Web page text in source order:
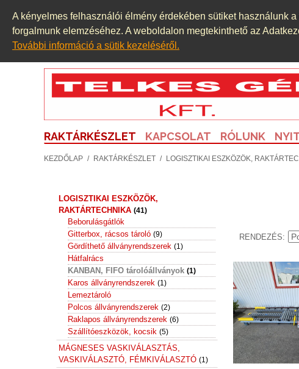
A kényelmes felhasználói élmény érdekében sütiket használunk
forgalmunk elemzéséhez. A weboldalon megtekinthető az
További információ a sütik kezeléséről.
RAKTÁRKÉSZLET KAPCSOLAT RÓLUNK
KEZDŐLAP / RAKTÁRKÉSZLET / LOGISZTIKAI ESZKÖZÖK,
KÁBEL BLANKOLÓ GÉP (1)
KAPCSOLÓSZEKRÉNY (1)
KÉT KOMPONENSŰ ADAGOLÓ ÉS
KEVERŐ RENDSZER
KEVERŐ, MIXER (8)
KIEGYENSÚLYOZÓGÉP (2)
LÉGKEZELŐ (6)
LÉGTECHNIKA, SZŰRŐK,
LOGISZTIKAI ESZKÖZÖK,
RAKTÁRTECHNIKA (41)
Beborulásgátlók
Gitterbox, rácsos tároló (9)
Gördíthető állványrendszerek (1)
Hátfalrács
KANBAN, FIFO tárolóállványok (1)
Karos állványrendszerek (1)
Lemeztároló
Polcos állványrendszerek (2)
Raklapos állványrendszerek (6)
Szállítóeszközök, kocsik (5)
MÁGNESES VASKIVÁLASZTÁS,
VASKIVÁLASZTÓ, FÉMKIVÁLASZTÓ (1)
RENDEZÉS